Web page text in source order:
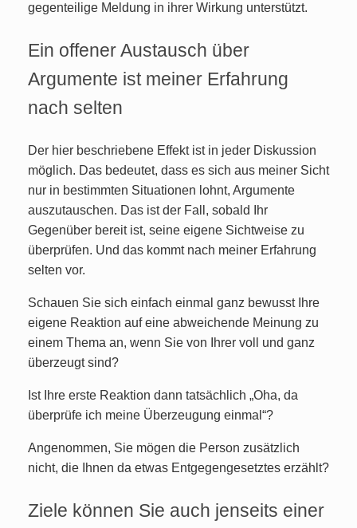
gegenteilige Meldung in ihrer Wirkung unterstützt.
Ein offener Austausch über
Argumente ist meiner Erfahrung
nach selten
Der hier beschriebene Effekt ist in jeder Diskussion
möglich. Das bedeutet, dass es sich aus meiner Sicht
nur in bestimmten Situationen lohnt, Argumente
auszutauschen. Das ist der Fall, sobald Ihr
Gegenüber bereit ist, seine eigene Sichtweise zu
überprüfen. Und das kommt nach meiner Erfahrung
selten vor.
Schauen Sie sich einfach einmal ganz bewusst Ihre
eigene Reaktion auf eine abweichende Meinung zu
einem Thema an, wenn Sie von Ihrer voll und ganz
überzeugt sind?
Ist Ihre erste Reaktion dann tatsächlich „Oha, da
überprüfe ich meine Überzeugung einmal“?
Angenommen, Sie mögen die Person zusätzlich
nicht, die Ihnen da etwas Entgegengesetztes erzählt?
Ziele können Sie auch jenseits einer